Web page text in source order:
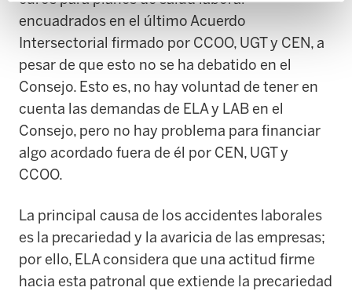
encuadrados en el último Acuerdo
Intersectorial firmado por CCOO, UGT y CEN, a
pesar de que esto no se ha debatido en el
Consejo. Esto es, no hay voluntad de tener en
cuenta las demandas de ELA y LAB en el
Consejo, pero no hay problema para financiar
algo acordado fuera de él por CEN, UGT y
CCOO.
La principal causa de los accidentes laborales
es la precariedad y la avaricia de las empresas;
por ello, ELA considera que una actitud firme
hacia esta patronal que extiende la precariedad